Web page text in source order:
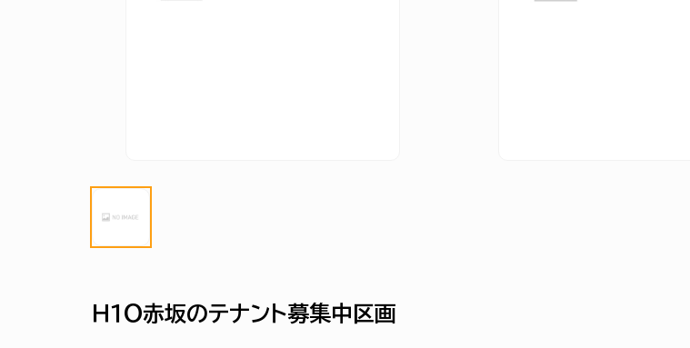
Ｈ１Ｏ赤坂のテナント募集中区画